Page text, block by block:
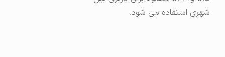
شهری استفاده می شود.